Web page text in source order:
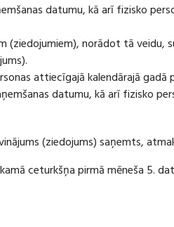
datumu, kā arī fizisko
(ziedojumiem), norādot tā veidu,
attiecīgajā kalendārajā gadā
datumu, kā arī fizisko
(ziedojums) saņemts,
ceturkšņa pirmā mēneša 5.